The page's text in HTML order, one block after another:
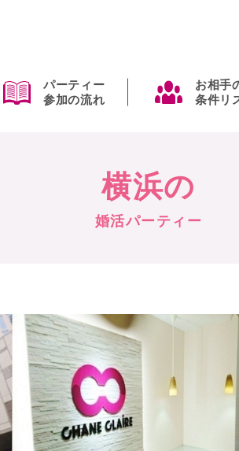
パーティー
参加の流れ
お相手
条件リ
横浜の
婚活パーティー